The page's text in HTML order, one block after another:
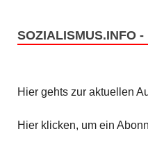
SOZIALISMUS.INFO
Hier gehts zur aktuellen
Hier klicken, um ein